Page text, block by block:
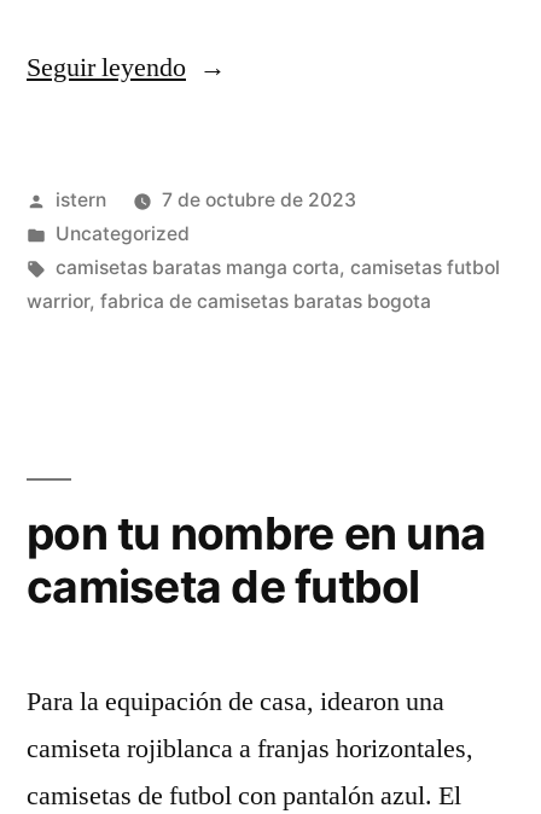
Seguir leyendo«venta
futbol»
Publicado
por
istern
7 de octubre de 2023
Publicado
en
Uncategorized
Etiquetas:
camisetas baratas manga corta, camisetas futbol
warrior, fabrica de camisetas baratas bogota
pon tu nombre en una
camiseta de futbol
Para la equipación de casa, idearon una
camiseta rojiblanca a franjas horizontales,
camisetas de futbol con pantalón azul. El